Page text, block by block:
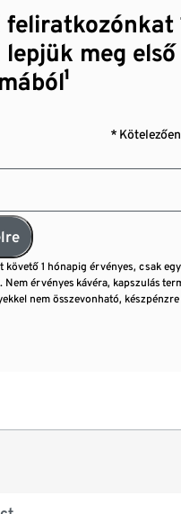
lepjük meg első
*
követő 1 hónapig érvényes, csak
érvényes kávéra, kapszulás
nem összevonható,